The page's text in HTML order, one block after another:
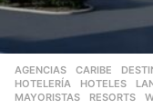
AGENCIAS ,CARIBE ,
HOTELERÍA
,HOTELES ,
MAYORISTAS
,RESORTS ,